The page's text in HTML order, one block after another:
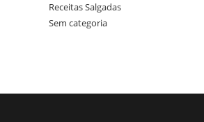
Receitas Salgadas
Sem categoria